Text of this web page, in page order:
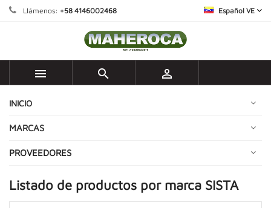
Llámenos: +58 4146002468 Español VE
  
INICIO
MARCAS
PROVEEDORES
Listado de productos por marca SISTA